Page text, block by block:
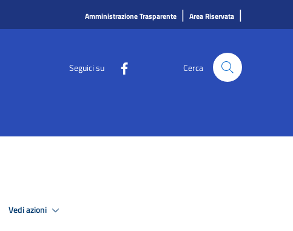
Amministrazione Trasparente | Area Riservata |
Seguici su Cerca
Vedi azioni